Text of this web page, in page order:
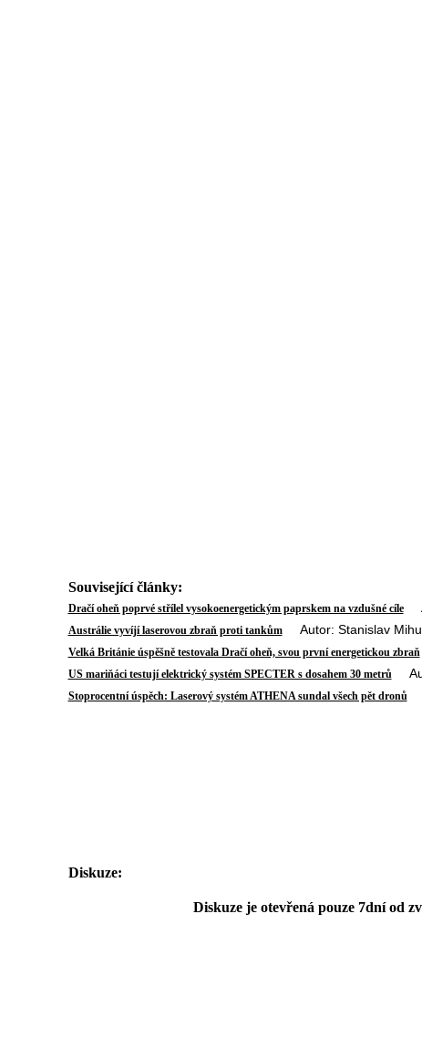
Související články:
Dračí oheň poprvé střílel vysokoenergetickým paprskem na vzdušné cíle
Austrálie vyvíjí laserovou zbraň proti tankůmAutor: Stanislav
Velká Británie úspěšně testovala Dračí oheň, svou první energetickou zbraň
US mariňáci testují elektrický systém SPECTER s dosahem 30 metrů
Stoprocentní úspěch: Laserový systém ATHENA sundal všech pět dronů
Diskuze:
Diskuze je otevřená pouze 7dní od